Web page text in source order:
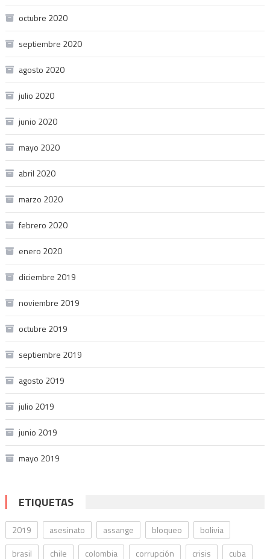
octubre 2020
septiembre 2020
agosto 2020
julio 2020
junio 2020
mayo 2020
abril 2020
marzo 2020
febrero 2020
enero 2020
diciembre 2019
noviembre 2019
octubre 2019
septiembre 2019
agosto 2019
julio 2019
junio 2019
mayo 2019
ETIQUETAS
2019 asesinato assange bloqueo
bolivia
brasil
chile colombia corrupción crisis cuba